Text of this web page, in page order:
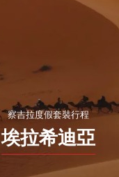
察吉拉度假套裝行程
埃拉希迪亞